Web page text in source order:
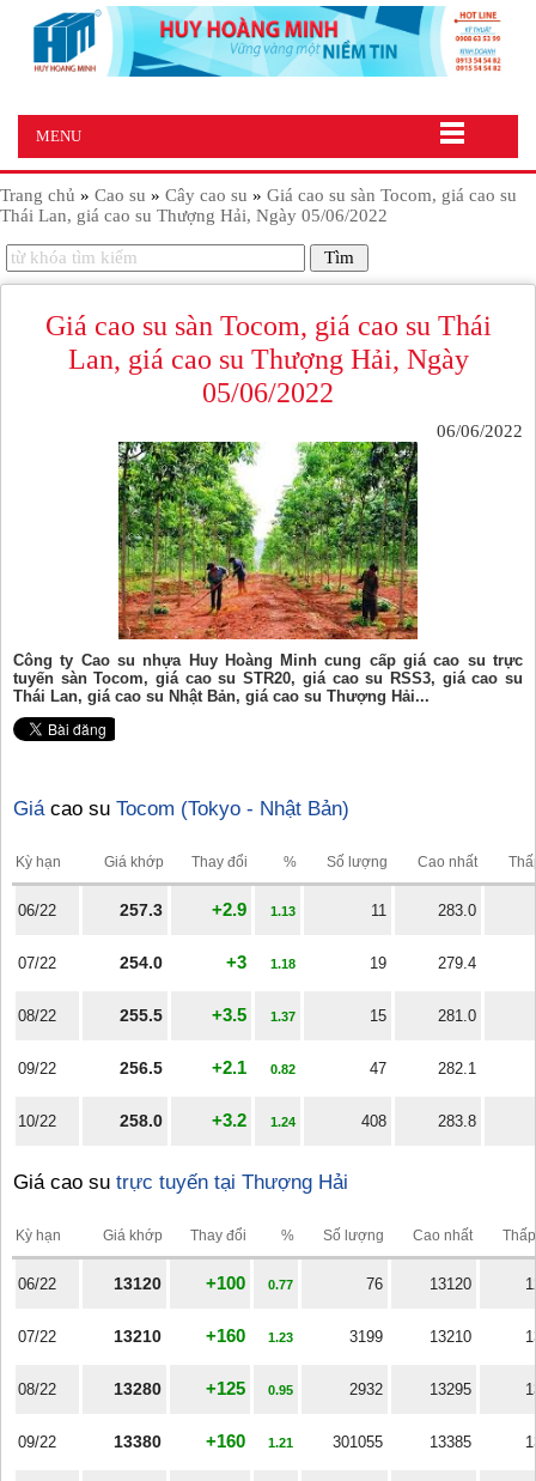
MENU
Trang chủ » Cao su » Cây cao su » Giá cao su sàn Tocom, giá cao su
Thái Lan, giá cao su Thượng Hải, Ngày 05/06/2022
Giá cao su sàn Tocom, giá cao su Thái
Lan, giá cao su Thượng Hải, Ngày
05/06/2022
06/06/2022
Công ty Cao su nhựa Huy Hoàng Minh cung cấp giá cao su trực
tuyến sàn Tocom, giá cao su STR20, giá cao su RSS3, giá cao su
Thái Lan, giá cao su Nhật Bản, giá cao su Thượng Hải...
Giá cao su Tocom (Tokyo - Nhật Bản)
Kỳ hạn Giá khớp Thay đổi % Số lượng Cao nhất
06/22 257.3 +2.9 1.13 11 283.0
07/22 254.0 +3 1.18 19 279.4
08/22 255.5 +3.5 1.37 15 281.0
09/22 256.5 +2.1 0.82 47 282.1
10/22 258.0 +3.2 1.24 408 283.8
Giá cao su trực tuyến tại Thượng Hải
Kỳ hạn Giá khớp Thay đổi % Số lượng Cao nhất
06/22 13120 +100 0.77 76 13120
07/22 13210 +160 1.23 3199 13210
08/22 13280 +125 0.95 2932 13295
09/22 13380 +160 1.21 301055 13385